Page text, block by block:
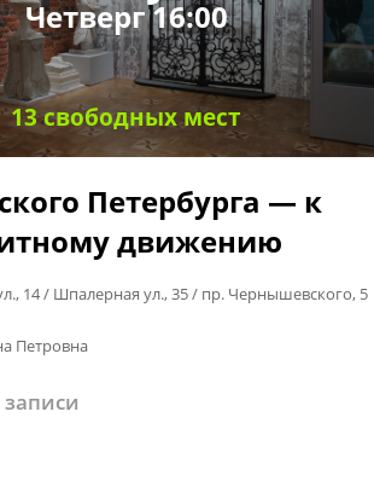
Четверг 16:00
13 свободных мест
Петербурга — к
движению
14 / Шпалерная ул., 35 / пр. Чернышевского, 5
Петровна